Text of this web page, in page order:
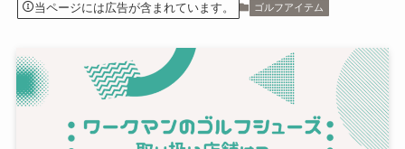
当ページには広告が含まれています。 ゴルフアイテム